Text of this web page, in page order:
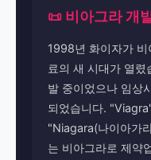
📜 비아그라 개
1998년 화이자가 비
료의 새 시대가 열렸
발 중이었으나 임상
되었습니다.
"Niagara(나이아가
는 비아그라로 제약